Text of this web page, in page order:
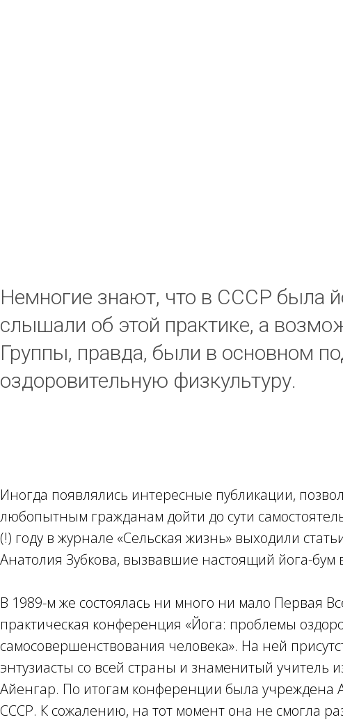
Немногие знают, что в СССР была
слышали об этой практике, а
Группы, правда, были в основном
оздоровительную физкультуру.
Иногда появлялись интересные публикации,
любопытным гражданам дойти до сути
(!) году в журнале «Сельская жизнь» выходили
Анатолия Зубкова, вызвавшие настоящий йога-бум
В 1989-м же состоялась ни много ни мало Первая
практическая конференция «Йога: проблемы
самосовершенствования человека». На ней
энтузиасты со всей страны и знаменитый учитель
Айенгар. По итогам конференции была учреждена
СССР. К сожалению, на тот момент она не смогла